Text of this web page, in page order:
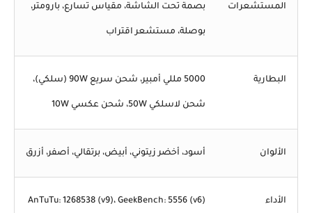
المستشعرات بصمة تحت الشاشة، مقياس تسارع، بارومتر،
بوصلة، مستشعر اقتراب
البطارية 5000 مللي أمبير، شحن سريع 90W (سلكي)،
شحن لاسلكي 50W، شحن عكسي 10W
الألوان أسود، أخضر زيتوني، أبيض، برتقالي، أصفر، أزرق
الأداء AnTuTu: 1268538 (v9)، GeekBench: 5556 (v6)